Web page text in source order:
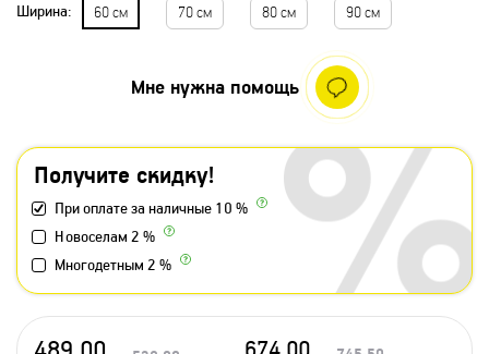
Ширина: 60 см 70 см 80 см 90 см
Получите скидку!
При оплате за наличные 10 %
Новоселам 2 %
Многодетным 2 %
Мне нужна помощь